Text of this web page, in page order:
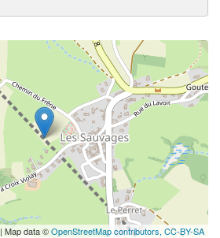
| Map data ©OpenStreetMap contributors, CC-BY-SA